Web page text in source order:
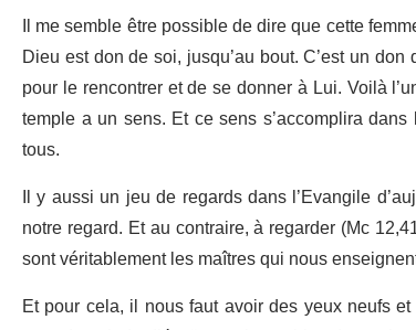
Il me semble être possible de dire que cette
Dieu est don de soi, jusqu’au bout. C’est un
pour le rencontrer et de se donner à Lui. Voilà
temple a un sens. Et ce sens s’accomplira
tous.
Il y aussi un jeu de regards dans l’Evangile
notre regard. Et au contraire, à regarder (Mc
sont véritablement les maîtres qui nous
Et pour cela, il nous faut avoir des yeux neufs